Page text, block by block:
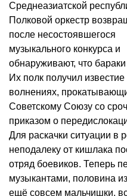
Среднеазиатской
Полковой оркестр
после несостоявшегося
музыкального конкурса и
обнаруживают, что
Их полк получил известие
волнениях,
Советскому Союзу со
приказом о
Для раскачки ситуации в
неподалеку от кишлака
отряд боевиков. Теперь
музыкантами, половина
ещё совсем мальчишки,